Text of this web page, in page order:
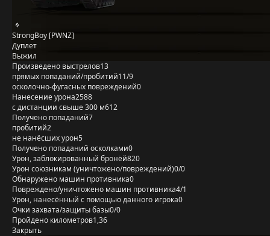
StrongBoy [PWNZ]
Дуплет
Выжил
Произведено выстрелов13
прямых попаданий/пробитий11/9
осколочно-фугасных повреждений0
Нанесение урона2588
с дистанции свыше 300 м612
Получено попаданий7
пробитий2
не нанёсших урон5
Получено попаданий осколками0
Урон, заблокированный бронёй820
Урон союзникам (уничтожено/повреждений)0/0
Обнаружено машин противника0
Повреждено/уничтожено машин противника4/1
Урон, нанесённый с помощью данного игрока0
Очки захвата/защиты базы0/0
Пройдено километров1,36
Закрыть